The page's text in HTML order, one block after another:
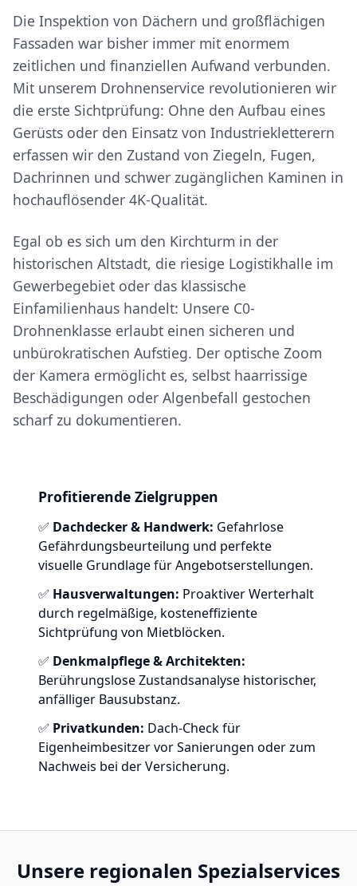
Die Inspektion von Dächern und großflächigen
Fassaden war bisher immer mit enormem
zeitlichen und finanziellen Aufwand verbunden.
Mit unserem Drohnenservice revolutionieren wir
die erste Sichtprüfung: Ohne den Aufbau eines
Gerüsts oder den Einsatz von Industriekletterern
erfassen wir den Zustand von Ziegeln, Fugen,
Dachrinnen und schwer zugänglichen Kaminen in
hochauflösender 4K-Qualität.
Egal ob es sich um den Kirchturm in der
historischen Altstadt, die riesige Logistikhalle im
Gewerbegebiet oder das klassische
Einfamilienhaus handelt: Unsere C0-
Drohnenklasse erlaubt einen sicheren und
unbürokratischen Aufstieg. Der optische Zoom
der Kamera ermöglicht es, selbst haarrissige
Beschädigungen oder Algenbefall gestochen
scharf zu dokumentieren.
Profitierende Zielgruppen
✅ Dachdecker & Handwerk: Gefahrlose
Gefährdungsbeurteilung und perfekte
visuelle Grundlage für Angebotserstellungen.
✅ Hausverwaltungen: Proaktiver Werterhalt
durch regelmäßige, kosteneffiziente
Sichtprüfung von Mietblöcken.
✅ Denkmalpflege & Architekten:
Berührungslose Zustandsanalyse historischer,
anfälliger Bausubstanz.
✅ Privatkunden: Dach-Check für
Eigenheimbesitzer vor Sanierungen oder zum
Nachweis bei der Versicherung.
Unsere regionalen Spezialservices